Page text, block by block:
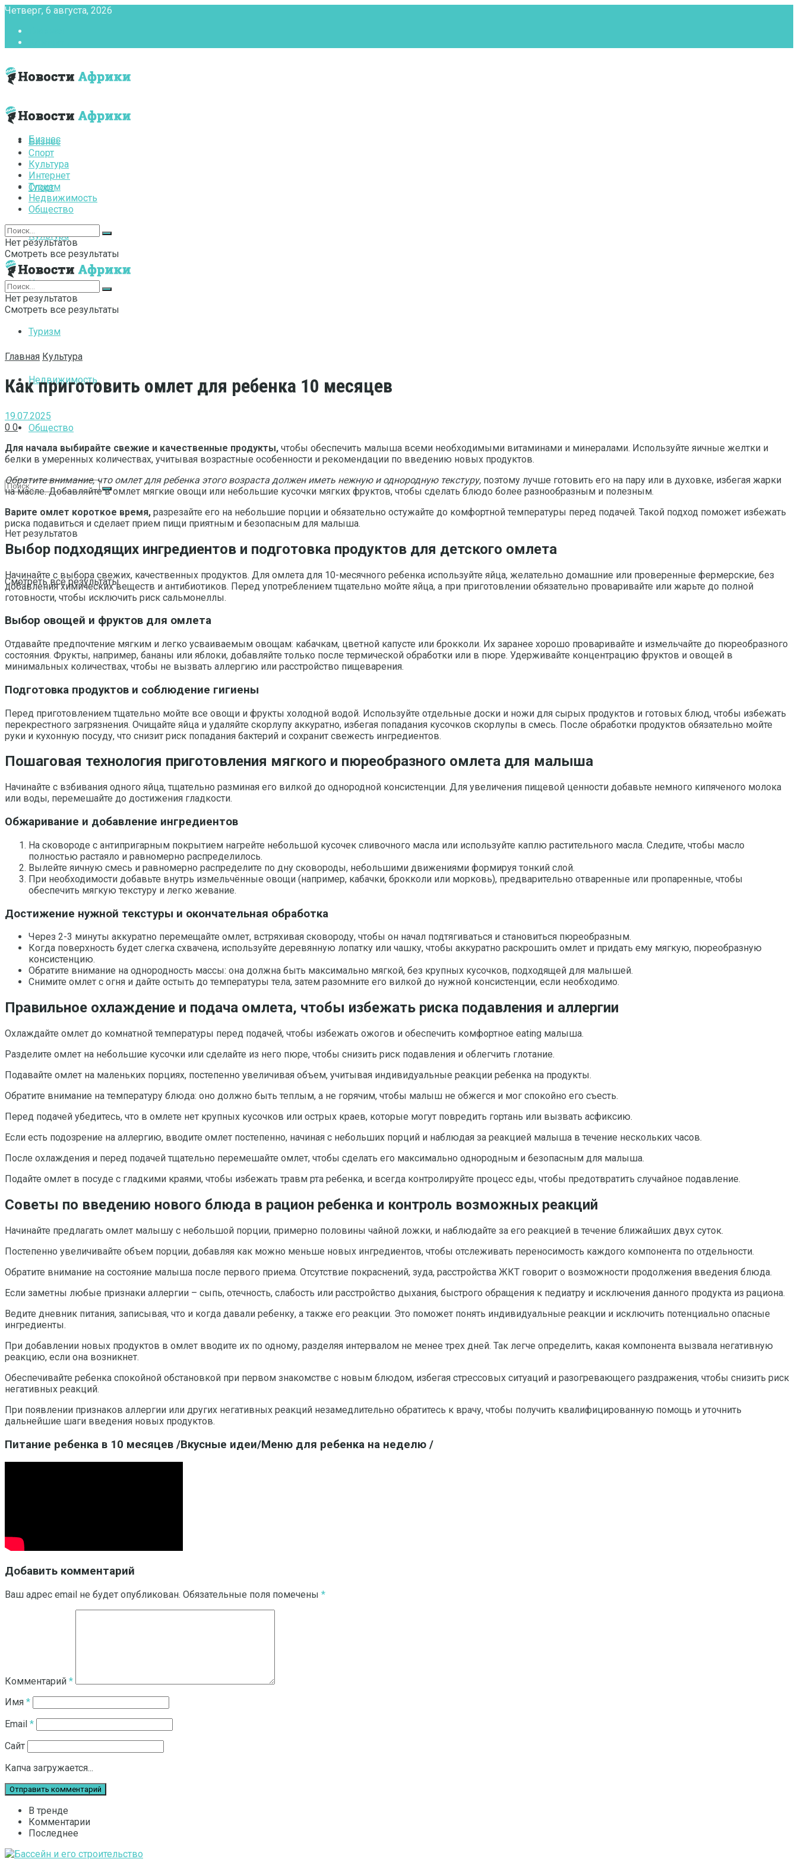
Четверг, 6 августа, 2026
Бизнес
Спорт
Культура
Интернет
Туризм
Недвижимость
Общество
Нет результатов
Смотреть все результаты
Бизнес
Спорт
Культура
Интернет
Туризм
Недвижимость
Общество
Нет результатов
Смотреть все результаты
Нет результатов
Смотреть все результаты
Главная Культура
Как приготовить омлет для ребенка 10 месяцев
19.07.2025
0 0
Для начала выбирайте свежие и качественные продукты, чтобы обеспечить малыша всеми необходимыми витаминами и минералами. Используйте яичные желтки и
белки в умеренных количествах, учитывая возрастные особенности и рекомендации по введению новых продуктов.
Обратите внимание, что омлет для ребенка этого возраста должен иметь нежную и однородную текстуру, поэтому лучше готовить его на пару или в духовке, избегая жарки
на масле. Добавляйте в омлет мягкие овощи или небольшие кусочки мягких фруктов, чтобы сделать блюдо более разнообразным и полезным.
Варите омлет короткое время, разрезайте его на небольшие порции и обязательно остужайте до комфортной температуры перед подачей. Такой подход поможет избежать
риска подавиться и сделает прием пищи приятным и безопасным для малыша.
Выбор подходящих ингредиентов и подготовка продуктов для детского омлета
Начинайте с выбора свежих, качественных продуктов. Для омлета для 10-месячного ребенка используйте яйца, желательно домашние или проверенные фермерские, без
добавления химических веществ и антибиотиков. Перед употреблением тщательно мойте яйца, а при приготовлении обязательно проваривайте или жарьте до полной
готовности, чтобы исключить риск сальмонеллы.
Выбор овощей и фруктов для омлета
Отдавайте предпочтение мягким и легко усваиваемым овощам: кабачкам, цветной капусте или брокколи. Их заранее хорошо проваривайте и измельчайте до пюреобразного
состояния. Фрукты, например, бананы или яблоки, добавляйте только после термической обработки или в пюре. Удерживайте концентрацию фруктов и овощей в
минимальных количествах, чтобы не вызвать аллергию или расстройство пищеварения.
Подготовка продуктов и соблюдение гигиены
Перед приготовлением тщательно мойте все овощи и фрукты холодной водой. Используйте отдельные доски и ножи для сырых продуктов и готовых блюд, чтобы избежать
перекрестного загрязнения. Очищайте яйца и удаляйте скорлупу аккуратно, избегая попадания кусочков скорлупы в смесь. После обработки продуктов обязательно мойте
руки и кухонную посуду, что снизит риск попадания бактерий и сохранит свежесть ингредиентов.
Пошаговая технология приготовления мягкого и пюреобразного омлета для малыша
Начинайте с взбивания одного яйца, тщательно разминая его вилкой до однородной консистенции. Для увеличения пищевой ценности добавьте немного кипяченого молока
или воды, перемешайте до достижения гладкости.
Обжаривание и добавление ингредиентов
На сковороде с антипригарным покрытием нагрейте небольшой кусочек сливочного масла или используйте каплю растительного масла. Следите, чтобы масло
полностью растаяло и равномерно распределилось.
Вылейте яичную смесь и равномерно распределите по дну сковороды, небольшими движениями формируя тонкий слой.
При необходимости добавьте внутрь измельчённые овощи (например, кабачки, брокколи или морковь), предварительно отваренные или пропаренные, чтобы
обеспечить мягкую текстуру и легко жевание.
Достижение нужной текстуры и окончательная обработка
Через 2-3 минуты аккуратно перемещайте омлет, встряхивая сковороду, чтобы он начал подтягиваться и становиться пюреобразным.
Когда поверхность будет слегка схвачена, используйте деревянную лопатку или чашку, чтобы аккуратно раскрошить омлет и придать ему мягкую, пюреобразную
консистенцию.
Обратите внимание на однородность массы: она должна быть максимально мягкой, без крупных кусочков, подходящей для малышей.
Снимите омлет с огня и дайте остыть до температуры тела, затем разомните его вилкой до нужной консистенции, если необходимо.
Правильное охлаждение и подача омлета, чтобы избежать риска подавления и аллергии
Охлаждайте омлет до комнатной температуры перед подачей, чтобы избежать ожогов и обеспечить комфортное eating малыша.
Разделите омлет на небольшие кусочки или сделайте из него пюре, чтобы снизить риск подавления и облегчить глотание.
Подавайте омлет на маленьких порциях, постепенно увеличивая объем, учитывая индивидуальные реакции ребенка на продукты.
Обратите внимание на температуру блюда: оно должно быть теплым, а не горячим, чтобы малыш не обжегся и мог спокойно его съесть.
Перед подачей убедитесь, что в омлете нет крупных кусочков или острых краев, которые могут повредить гортань или вызвать асфиксию.
Если есть подозрение на аллергию, вводите омлет постепенно, начиная с небольших порций и наблюдая за реакцией малыша в течение нескольких часов.
После охлаждения и перед подачей тщательно перемешайте омлет, чтобы сделать его максимально однородным и безопасным для малыша.
Подайте омлет в посуде с гладкими краями, чтобы избежать травм рта ребенка, и всегда контролируйте процесс еды, чтобы предотвратить случайное подавление.
Советы по введению нового блюда в рацион ребенка и контроль возможных реакций
Начинайте предлагать омлет малышу с небольшой порции, примерно половины чайной ложки, и наблюдайте за его реакцией в течение ближайших двух суток.
Постепенно увеличивайте объем порции, добавляя как можно меньше новых ингредиентов, чтобы отслеживать переносимость каждого компонента по отдельности.
Обратите внимание на состояние малыша после первого приема. Отсутствие покраснений, зуда, расстройства ЖКТ говорит о возможности продолжения введения блюда.
Если заметны любые признаки аллергии – сыпь, отечность, слабость или расстройство дыхания, быстрого обращения к педиатру и исключения данного продукта из рациона.
Ведите дневник питания, записывая, что и когда давали ребенку, а также его реакции. Это поможет понять индивидуальные реакции и исключить потенциально опасные
ингредиенты.
При добавлении новых продуктов в омлет вводите их по одному, разделяя интервалом не менее трех дней. Так легче определить, какая компонента вызвала негативную
реакцию, если она возникнет.
Обеспечивайте ребенка спокойной обстановкой при первом знакомстве с новым блюдом, избегая стрессовых ситуаций и разогревающего раздражения, чтобы снизить риск
негативных реакций.
При появлении признаков аллергии или других негативных реакций незамедлительно обратитесь к врачу, чтобы получить квалифицированную помощь и уточнить
дальнейшие шаги введения новых продуктов.
Питание ребенка в 10 месяцев /Вкусные идеи/Меню для ребенка на неделю /
Добавить комментарий
Ваш адрес email не будет опубликован. Обязательные поля помечены *
Комментарий *
Имя *
Email *
Сайт
Капча загружается...
В тренде
Комментарии
Последнее